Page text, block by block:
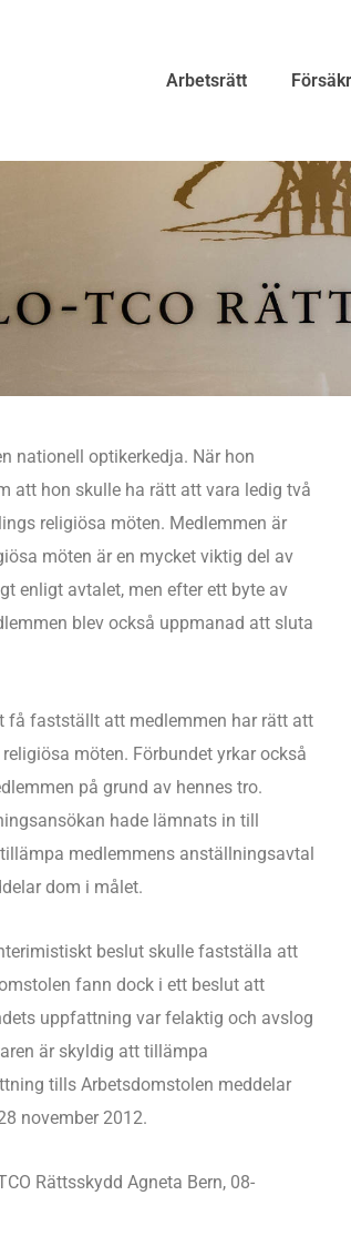
Arbetsrätt
nationell optikerkedja. När hon
att hon skulle ha rätt att vara ledig två
religiösa möten. Medlemmen är
möten är en mycket viktig del av
enligt avtalet, men efter ett byte av
blev också uppmanad att sluta
få fastställt att medlemmen har rätt att
möten. Förbundet yrkar också
på grund av hennes tro.
hade lämnats in till
medlemmens anställningsavtal
dom i målet.
beslut skulle fastställa att
fann dock i ett beslut att
uppfattning var felaktig och avslog
är skyldig att tillämpa
tills Arbetsdomstolen meddelar
november 2012.
Rättsskydd Agneta Bern, 08-